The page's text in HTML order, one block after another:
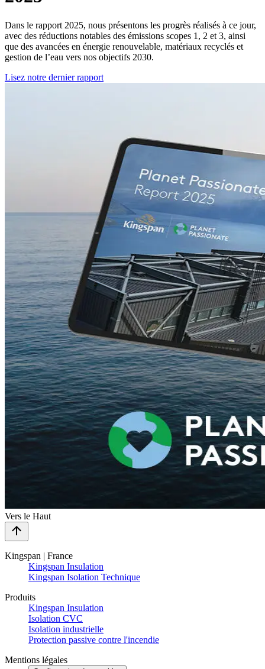
Dans le rapport 2025, nous présentons les progrès réalisés à ce jour,
avec des réductions notables des émissions scopes 1, 2 et 3, ainsi
que des avancées en énergie renouvelable, matériaux recyclés et
gestion de l’eau vers nos objectifs 2030.
Lisez notre dernier rapport
Vers le Haut
Kingspan | France
Kingspan Insulation
Kingspan Isolation Technique
Produits
Kingspan Insulation
Isolation CVC
Isolation industrielle
Protection passive contre l'incendie
Mentions légales